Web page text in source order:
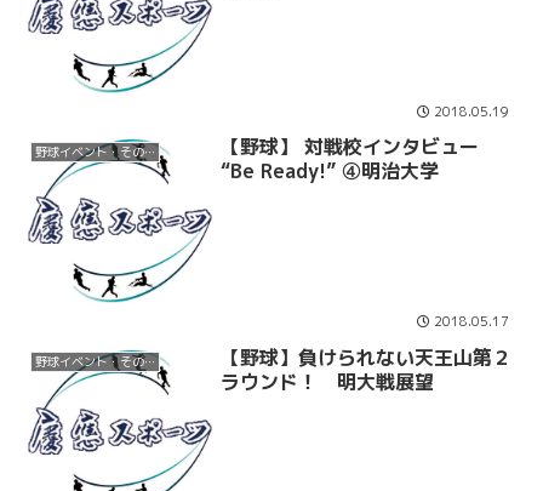
2018.05.19
野球イベント・その他
【野球】 対戦校インタビュー
“Be Ready!” ④明治大学
2018.05.17
野球イベント・その他
【野球】負けられない天王山第２
ラウンド！ 明大戦展望